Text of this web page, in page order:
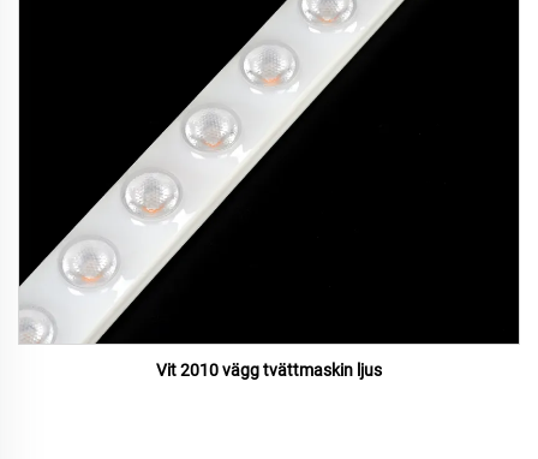
Vit 2010 vägg tvättmaskin ljus